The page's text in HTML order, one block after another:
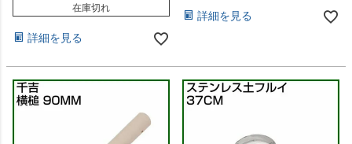
在庫切れ
詳細を見る
詳細を見る